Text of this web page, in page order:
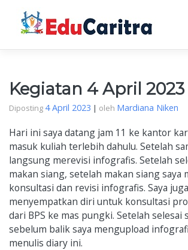
content
Kegiatan 4 April 2023
Diposting 4 April 2023 | oleh Mardiana Niken
Hari ini saya datang jam 11 ke kantor
masuk kuliah terlebih dahulu. Setelah
langsung merevisi infografis. Setelah
makan siang, setelah makan siang saya
konsultasi dan revisi infografis. Saya juga
menyempatkan diri untuk konsultasi
dari BPS ke mas pungki. Setelah selesai
sebelum balik saya mengupload
menulis diary ini.